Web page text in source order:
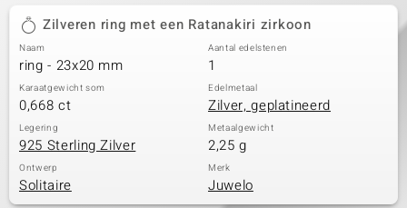
Zilveren ring met een Ratanakiri zirkoon
Naam
ring - 23x20 mm
Aantal edelstenen
1
Karaatgewicht som
0,668 ct
Edelmetaal
Zilver, geplatineerd
Legering
925 Sterling Zilver
Metaalgewicht
2,25 g
Ontwerp
Solitaire
Merk
Juwelo